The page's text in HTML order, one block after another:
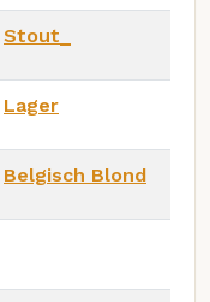
Stout_
Lager
Belgisch Blond